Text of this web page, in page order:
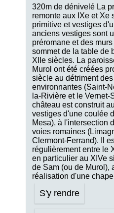
320m de dénivelé La
remonte aux IXe et Xe
primitive et vestiges
anciens vestiges sont
préromane et des
sommet de la table de
XIIe siècles. La
Murol ont été créées
siècle au détriment
environnantes (Saint-
la-Rivière et le
château est construit
vestiges d'une coulée
Mesa), à l'intersection
voies romaines
Clermont-Ferrand). Il
régulièrement entre le
en particulier au XIVe
de Sam (ou de Murol),
réalisation d'une
S'y rendre